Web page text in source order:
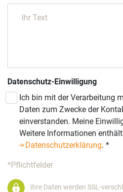
Datenschutz-Einwilligung
Ich bin mit der Verarbeitung
Daten zum Zwecke der
einverstanden. Meine
Weitere Informationen
Datenschutzerklärung. *
*Pflichtfelder
Ihre Daten werden SSL-